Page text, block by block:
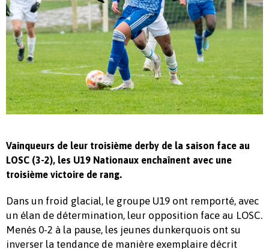
Vainqueurs de leur troisième derby de la saison face au
LOSC (3-2), les U19 Nationaux enchaînent avec une
troisième victoire de rang.
Dans un froid glacial, le groupe U19 ont remporté, avec
un élan de détermination, leur opposition face au LOSC.
Menés 0-2 à la pause, les jeunes dunkerquois ont su
inverser la tendance de manière exemplaire décrit